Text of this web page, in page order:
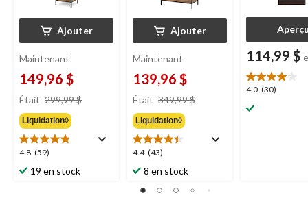
Ajouter
Maintenant
149,96 $
Était 299,99 $
Liquidation◊
4.8 (59)
4.8
étoile(s)
sur
19 en stock
Ajouter
Maintenant
139,96 $
Était 349,99 $
Liquidation◊
4.4 (43)
4.4
étoile(s)
sur
5.
8 en stock
114,99 $
4.0 (30)
4.0
étoile(s)